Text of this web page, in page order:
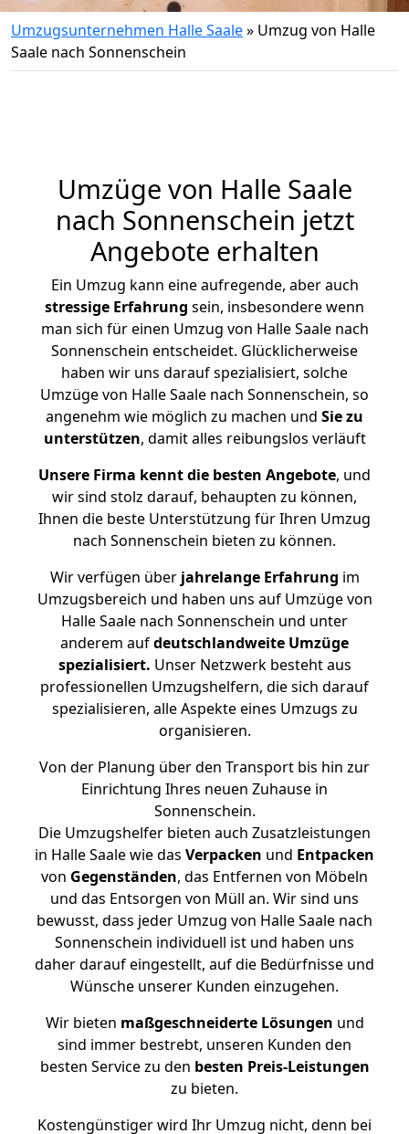
Umzugsunternehmen Halle Saale» Umzug von Halle
Saale nach Sonnenschein
Umzüge von Halle Saale
nach Sonnenschein jetzt
Angebote erhalten
Ein Umzug kann eine aufregende, aber auch
stressige Erfahrung sein, insbesondere wenn
man sich für einen Umzug von Halle Saale nach
Sonnenschein entscheidet. Glücklicherweise
haben wir uns darauf spezialisiert, solche
Umzüge von Halle Saale nach Sonnenschein, so
angenehm wie möglich zu machen und Sie zu
unterstützen, damit alles reibungslos verläuft
Unsere Firma kennt die besten Angebote, und
wir sind stolz darauf, behaupten zu können,
Ihnen die beste Unterstützung für Ihren Umzug
nach Sonnenschein bieten zu können.
Wir verfügen überjahrelange Erfahrung im
Umzugsbereich und haben uns auf Umzüge von
Halle Saale nach Sonnenschein und unter
anderem aufdeutschlandweite Umzüge
spezialisiert. Unser Netzwerk besteht aus
professionellen Umzugshelfern, die sich darauf
spezialisieren, alle Aspekte eines Umzugs zu
organisieren.
Von der Planung über den Transport bis hin zur
Einrichtung Ihres neuen Zuhause in
Sonnenschein.
Die Umzugshelfer bieten auch Zusatzleistungen
in Halle Saale wie das Verpacken und Entpacken
von Gegenständen, das Entfernen von Möbeln
und das Entsorgen von Müll an. Wir sind uns
bewusst, dass jeder Umzug von Halle Saale nach
Sonnenschein individuell ist und haben uns
daher darauf eingestellt, auf die Bedürfnisse und
Wünsche unserer Kunden einzugehen.
Wir bieten maßgeschneiderte Lösungen und
sind immer bestrebt, unseren Kunden den
besten Service zu den besten Preis-Leistungen
zu bieten.
Kostengünstiger wird Ihr Umzug nicht, denn bei